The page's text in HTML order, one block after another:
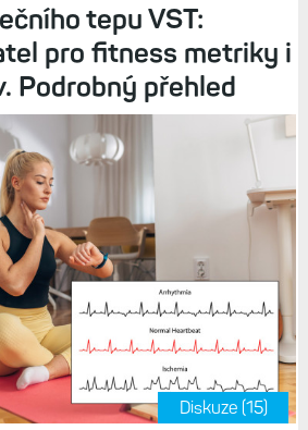
tepu VST:
pro fitness metriky i
Podrobný přehled
Diskuze (15)